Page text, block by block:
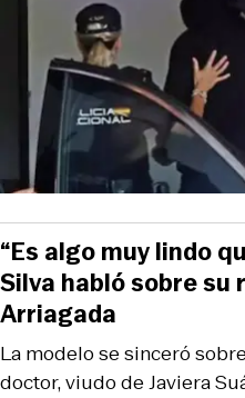
La modelo se sinceró
doctor, viudo de Javiera
“Es algo muy lindo
Silva habló sobre
Arriagada